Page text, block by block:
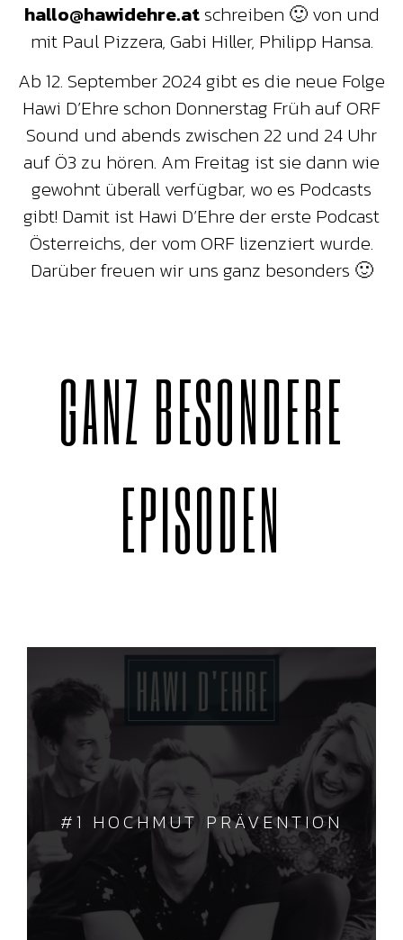
hallo@hawidehre.atschreiben 🙂 von und
mit Paul Pizzera, Gabi Hiller, Philipp Hansa.
Ab 12. September 2024 gibt es die neue Folge
Hawi D’Ehre schon Donnerstag Früh auf ORF
Sound und abends zwischen 22 und 24 Uhr
auf Ö3 zu hören. Am Freitag ist sie dann wie
gewohnt überall verfügbar, wo es Podcasts
gibt! Damit ist Hawi D’Ehre der erste Podcast
Österreichs, der vom ORF lizenziert wurde.
Darüber freuen wir uns ganz besonders 🙂
GANZ BESONDERE
EPISODEN
#1 HOCHMUT PRÄVENTION